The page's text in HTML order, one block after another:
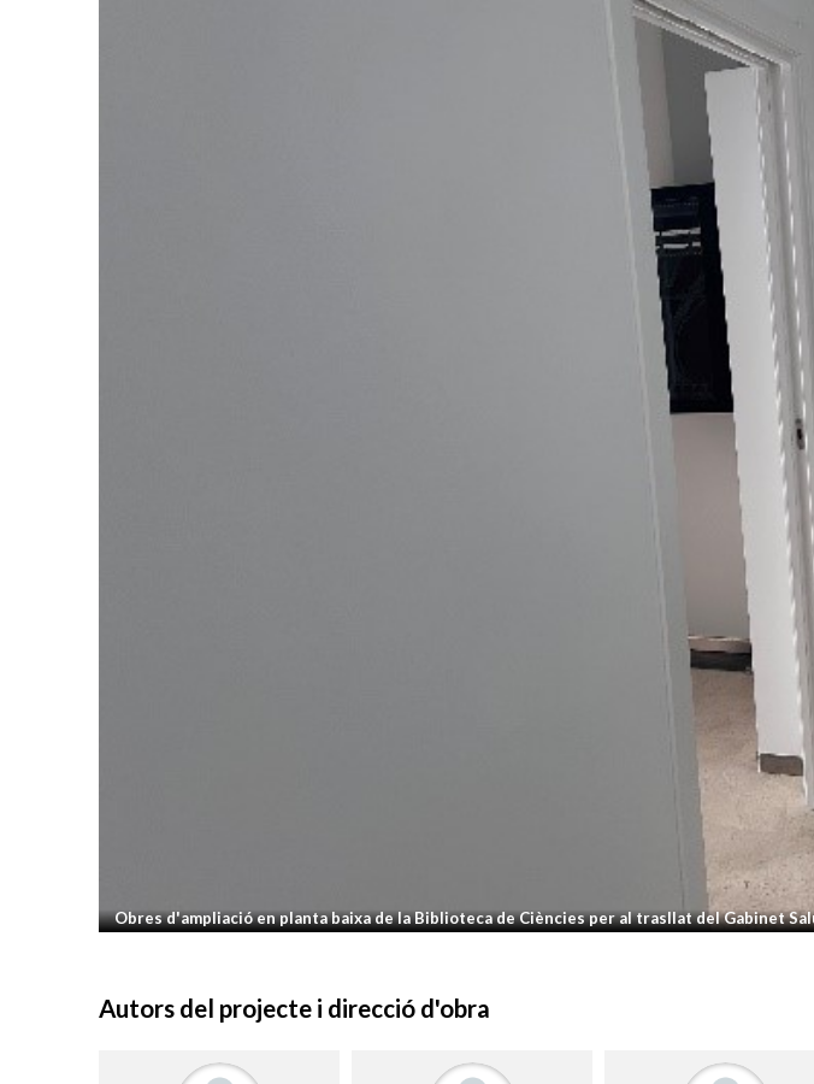
Obres d'ampliació en planta baixa de la Biblioteca de Ciències per al trasllat del Gabinet
Autors del projecte i direcció d'obra